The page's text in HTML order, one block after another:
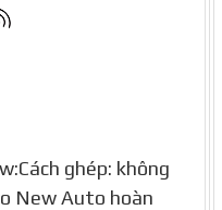
ghép: không
New Auto hoàn